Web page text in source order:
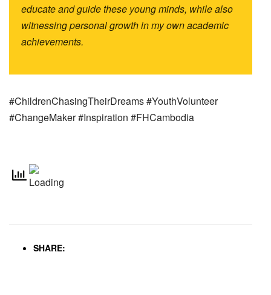
educate and guide these young minds, while also
witnessing personal growth in my own academic
achievements.
#ChildrenChasingTheirDreams #YouthVolunteer
#ChangeMaker #Inspiration #FHCambodia
SHARE: